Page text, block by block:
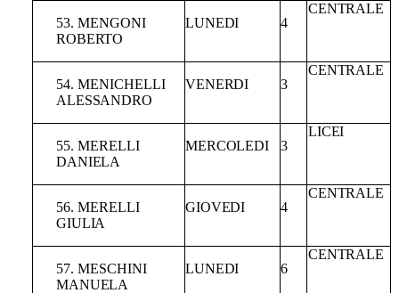
53. MENGONI
ROBERTO
LUNEDI 4
CENTRALE
54. MENICHELLI
ALESSANDRO
VENERDI 3
CENTRALE
55. MERELLI
DANIELA
MERCOLEDI 3
LICEI
56. MERELLI
GIULIA
GIOVEDI 4
CENTRALE
57. MESCHINI
MANUELA
LUNEDI 6
CENTRALE